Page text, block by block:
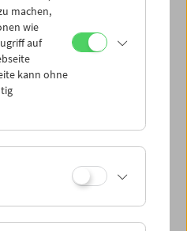
materiellen und digitalen
machen,
wie
auf
kann ohne